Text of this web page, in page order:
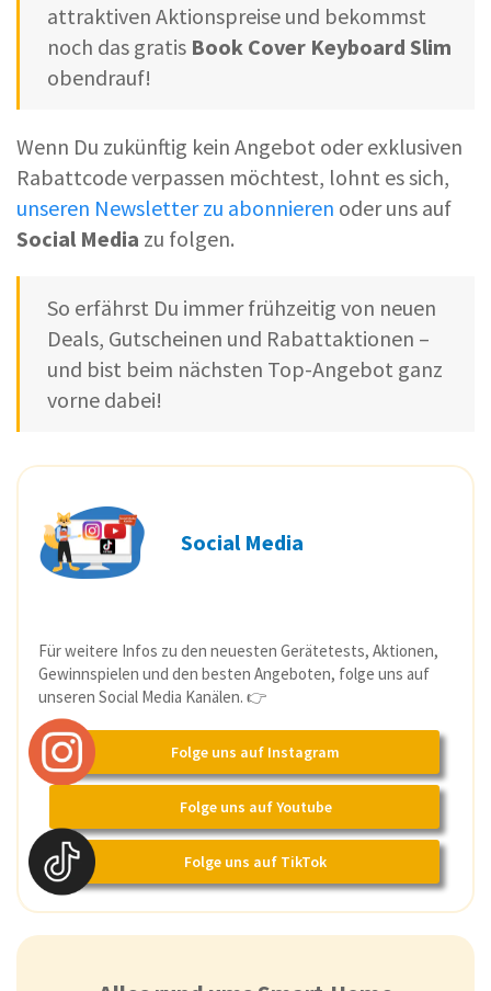
attraktiven Aktionspreise und bekommst
noch das gratis Book Cover Keyboard Slim
obendrauf!
Wenn Du zukünftig kein Angebot oder exklusiven
Rabattcode verpassen möchtest, lohnt es sich,
unseren Newsletter zu abonnieren oder uns auf
Social Media zu folgen.
So erfährst Du immer frühzeitig von neuen
Deals, Gutscheinen und Rabattaktionen –
und bist beim nächsten Top-Angebot ganz
vorne dabei!
Social Media
Für weitere Infos zu den neuesten Gerätetests, Aktionen,
Gewinnspielen und den besten Angeboten, folge uns auf
unseren Social Media Kanälen. 👉
Folge uns auf Instagram
Folge uns auf Youtube
Folge uns auf TikTok